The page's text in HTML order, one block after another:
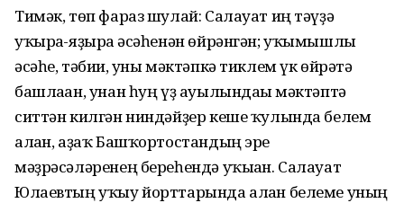
Тимәк, төп фараз шулай: Салауат иң тәүҙә
уҡырға-яҙырға әсәһенән өйрәнгән; уҡымышлы
әсәһе, тәбиғи, уны мәктәпкә тиклем үк өйрәтә
башлаған, унан һуң үҙ ауылындағы мәк­тәптә
ситтән килгән ниндәйҙер кеше ҡулында белем
алған, аҙаҡ Башҡортостандың эре
мәҙрәсәләренең береһендә уҡы­ған. Салауат
Юлаевтың уҡыу йорттарында алған белеме уның